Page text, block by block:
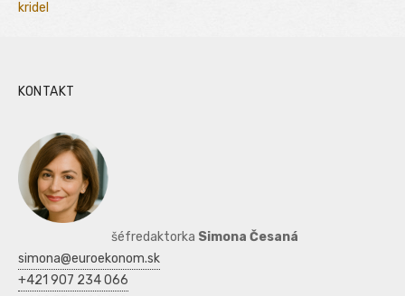
kridel
KONTAKT
šéfredaktorka Simona Česaná
simona@euroekonom.sk
+421 907 234 066